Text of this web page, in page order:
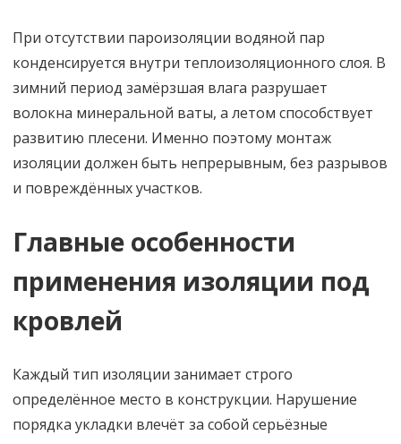
При отсутствии пароизоляции водяной пар
конденсируется внутри теплоизоляционного слоя. В
зимний период замёрзшая влага разрушает
волокна минеральной ваты, а летом способствует
развитию плесени. Именно поэтому монтаж
изоляции должен быть непрерывным, без разрывов
и повреждённых участков.
Главные особенности
применения изоляции под
кровлей
Каждый тип изоляции занимает строго
определённое место в конструкции. Нарушение
порядка укладки влечёт за собой серьёзные